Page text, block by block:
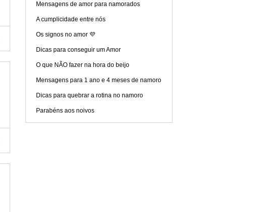
Mensagens de amor para namorados
A cumplicidade entre nós
Os signos no amor 💜
Dicas para conseguir um Amor
O que NÃO fazer na hora do beijo
Mensagens para 1 ano e 4 meses de namoro
Dicas para quebrar a rotina no namoro
Parabéns aos noivos